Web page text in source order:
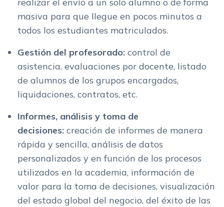
realizar el envío a un solo alumno o de forma
masiva para que llegue en pocos minutos a
todos los estudiantes matriculados.
Gestión del profesorado: control de
asistencia, evaluaciones por docente, listado
de alumnos de los grupos encargados,
liquidaciones, contratos, etc.
Informes, análisis y toma de
decisiones: creación de informes de manera
rápida y sencilla, análisis de datos
personalizados y en función de los procesos
utilizados en la academia, información de
valor para la toma de decisiones, visualización
del estado global del negocio, del éxito de las